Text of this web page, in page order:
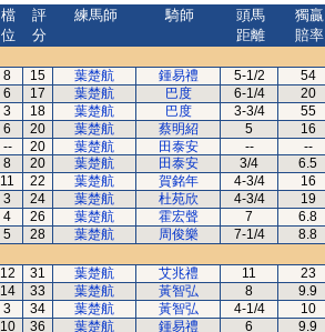
檔
位
評
分
練馬師 騎師
頭馬
距離
獨贏
賠率
8 15 葉楚航 鍾易禮 5-1/2 54
6 17 葉楚航 巴度 6-1/4 20
3 18 葉楚航 巴度 3-3/4 55
6 20 葉楚航 蔡明紹 5 16
-- 20 葉楚航 田泰安 -- --
8 20 葉楚航 田泰安 3/4 6.5
11 22 葉楚航 賀銘年 4-3/4 16
3 24 葉楚航 杜苑欣 4-3/4 19
4 26 葉楚航 霍宏聲 7 6.8
5 28 葉楚航 周俊樂 7-1/4 8.8
12 31 葉楚航 艾兆禮 11 23
14 33 葉楚航 黃智弘 8 9.9
3 34 葉楚航 黃智弘 4-1/4 10
10 36 葉楚航 鍾易禮 6 9.9